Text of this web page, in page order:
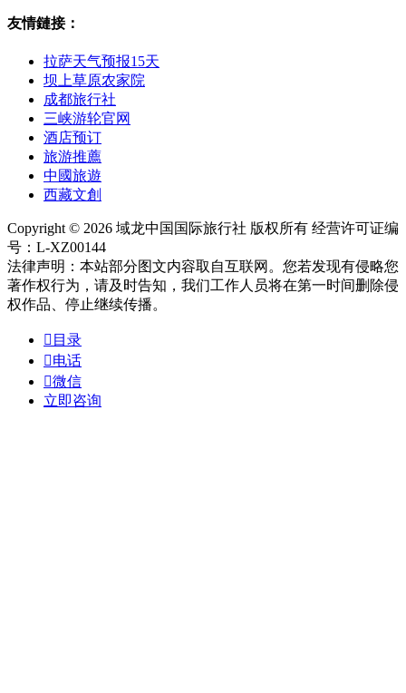
友情鏈接：
拉萨天气预报15天
坝上草原农家院
成都旅行社
三峡游轮官网
酒店预订
旅游推薦
中國旅遊
西藏文創
Copyright © 2026 域龙中国国际旅行社 版权所有 经营许可证编
号：L-XZ00144
法律声明：本站部分图文内容取自互联网。您若发现有侵略您
著作权行为，请及时告知，我们工作人员将在第一时间删除侵
权作品、停止继续传播。
 目录
电话
微信
立即咨询